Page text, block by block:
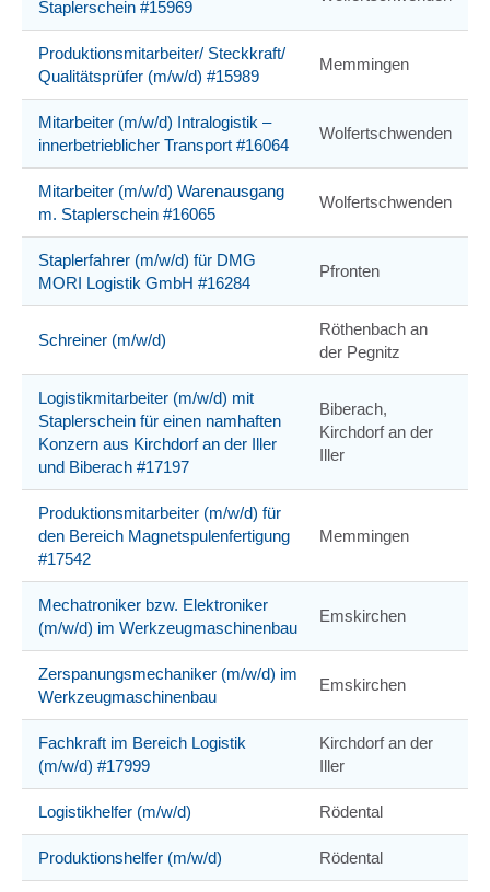
Staplerschein #15969
Produktionsmitarbeiter/ Steckkraft/
Qualitätsprüfer (m/w/d) #15989
Memmingen
Mitarbeiter (m/w/d) Intralogistik –
innerbetrieblicher Transport #16064
Wolfertschwenden
Mitarbeiter (m/w/d) Warenausgang
m. Staplerschein #16065
Wolfertschwenden
Staplerfahrer (m/w/d) für DMG
MORI Logistik GmbH #16284
Pfronten
Schreiner (m/w/d)
Röthenbach an
der Pegnitz
Logistikmitarbeiter (m/w/d) mit
Staplerschein für einen namhaften
Konzern aus Kirchdorf an der Iller
und Biberach #17197
Biberach,
Kirchdorf an der
Iller
Produktionsmitarbeiter (m/w/d) für
den Bereich Magnetspulenfertigung
#17542
Memmingen
Mechatroniker bzw. Elektroniker
(m/w/d) im Werkzeugmaschinenbau
Emskirchen
Zerspanungsmechaniker (m/w/d) im
Werkzeugmaschinenbau
Emskirchen
Fachkraft im Bereich Logistik
(m/w/d) #17999
Kirchdorf an der
Iller
Logistikhelfer (m/w/d) Rödental
Produktionshelfer (m/w/d) Rödental